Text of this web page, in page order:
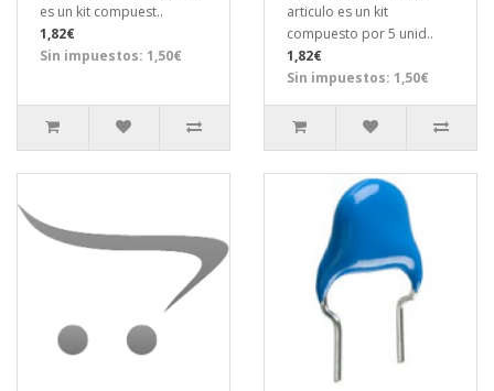
es un kit compuest..
1,82€
Sin impuestos: 1,50€
articulo es un kit
compuesto por 5 unid..
1,82€
Sin impuestos: 1,50€